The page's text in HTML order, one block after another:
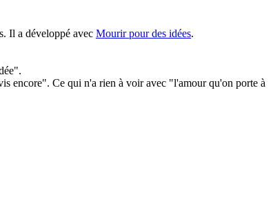
Il a développé avec Mourir pour des idées.
encore". Ce qui n'a rien à voir avec "l'amour qu'on porte à